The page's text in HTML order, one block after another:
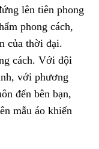
lên tiên phong
phong cách,
của thời đại.
cách. Với đội
với phương
đến bên bạn,
mẫu áo khiến